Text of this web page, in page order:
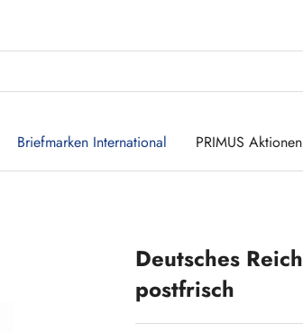
Briefmarken International PRIMUS Aktionen
Deutsches
postfrisch